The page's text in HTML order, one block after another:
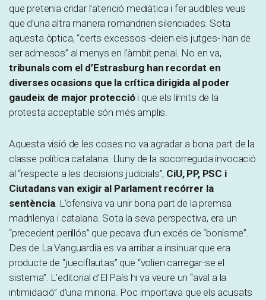
que pretenia cridar l’atenció mediàtica i fer audibles veus
que d’una altra manera romandrien silenciades. Sota
aquesta òptica, “certs excessos -deien els jutges- han de
ser admesos” al menys en l’àmbit penal. No en va,
tribunals com el d’Estrasburg han recordat en
diverses ocasions que la crítica dirigida al poder
gaudeix de major protecciói que els límits de la
protesta acceptable són més amplis.
Aquesta visió de les coses no va agradar a bona part de la
classe política catalana. Lluny de la socorreguda invocació
al “respecte a les decisions judicials”, CiU, PP, PSC i
Ciutadans van exigir al Parlament recórrer la
sentència. L’ofensiva va unir bona part de la premsa
madrilenya i catalana. Sota la seva perspectiva, era un
“precedent perillós” que pecava d’un excés de “bonisme”.
Des de La Vanguardia es va arribar a insinuar que era
producte de “jueciflautas” que “volien carregar-se el
sistema”. L’editorial d’El País hi va veure un “aval a la
intimidació” d’una minoria. Poc importava que els acusats